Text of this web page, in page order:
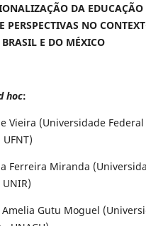
DA EDUCAÇÃO
PERSPECTIVAS NO
E DO MÉXICO
hoc:
Vieira (Universidade
Ferreira Miranda
Amelia Gutu Moguel